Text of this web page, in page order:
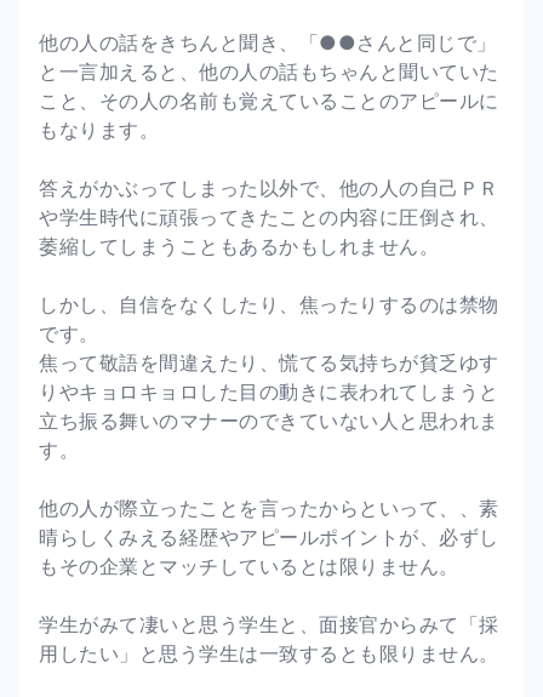
他の人の話をきちんと聞き、「●●さんと同じで」
と一言加えると、他の人の話もちゃんと聞いていた
こと、その人の名前も覚えていることのアピールに
もなります。
答えがかぶってしまった以外で、他の人の自己ＰＲ
や学生時代に頑張ってきたことの内容に圧倒され、
萎縮してしまうこともあるかもしれません。
しかし、自信をなくしたり、焦ったりするのは禁物
です。
焦って敬語を間違えたり、慌てる気持ちが貧乏ゆす
りやキョロキョロした目の動きに表われてしまうと
立ち振る舞いのマナーのできていない人と思われま
す。
他の人が際立ったことを言ったからといって、、素
晴らしくみえる経歴やアピールポイントが、必ずし
もその企業とマッチしているとは限りません。
学生がみて凄いと思う学生と、面接官からみて「採
用したい」と思う学生は一致するとも限りません。